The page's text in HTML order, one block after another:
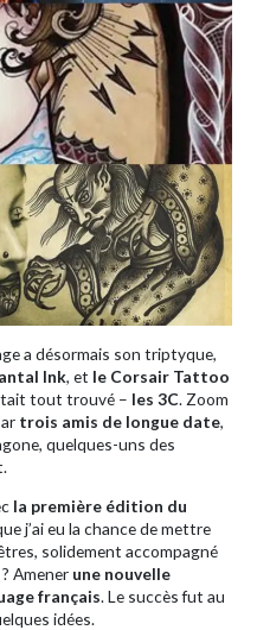
a désormais son triptyque,
Ink, et le Corsair Tattoo
tout trouvé – les 3C. Zoom
trois amis de longue date,
quelques-uns des
la première édition du
j’ai eu la chance de mettre
solidement accompagné
Amener une nouvelle
français. Le succès fut au
idées.